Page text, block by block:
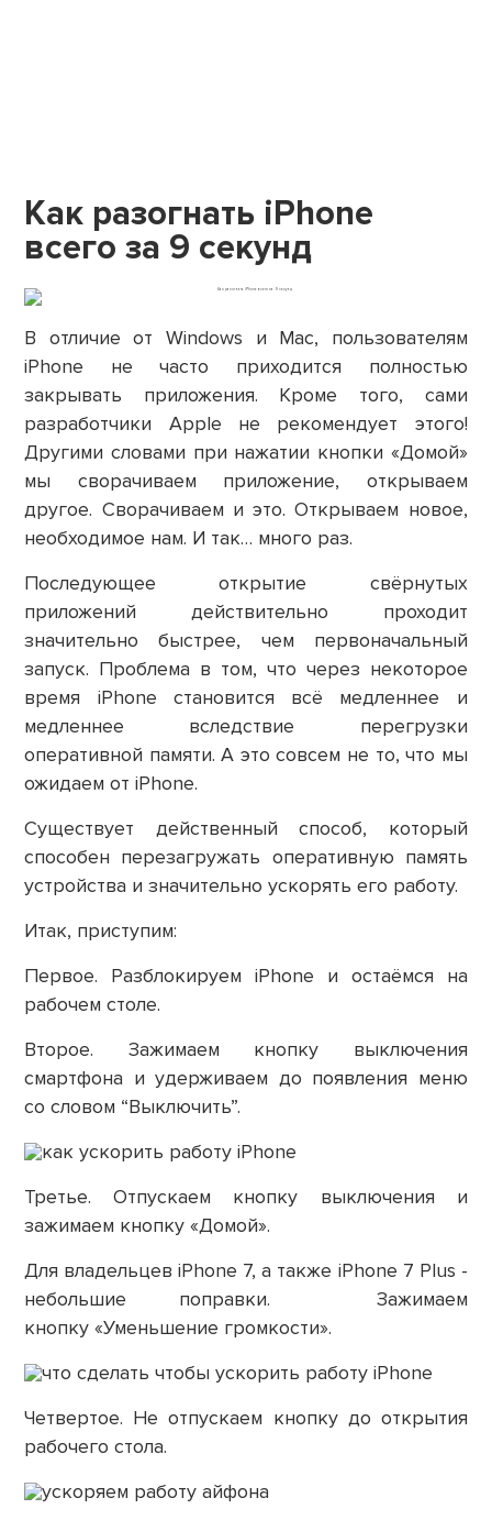
Как разогнать iPhone
всего за 9 секунд
В отличие от Windows и Mac, пользователям
iPhone не часто приходится полностью
закрывать приложения. Кроме того, сами
разработчики Apple не рекомендует этого!
Другими словами при нажатии кнопки «Домой»
мы сворачиваем приложение, открываем
другое. Сворачиваем и это. Открываем новое,
необходимое нам. И так… много раз.
Последующее открытие свёрнутых
приложений действительно проходит
значительно быстрее, чем первоначальный
запуск. Проблема в том, что через некоторое
время iPhone становится всё медленнее и
медленнее вследствие перегрузки
оперативной памяти. А это совсем не то, что мы
ожидаем от iPhone.
Существует действенный способ, который
способен перезагружать оперативную память
устройства и значительно ускорять его работу.
Итак, приступим:
Первое. Разблокируем iPhone и остаёмся на
рабочем столе.
Второе. Зажимаем кнопку выключения
смартфона и удерживаем до появления меню
со словом “Выключить”.
Третье.Отпускаем кнопку выключения и
зажимаем кнопку «Домой».
Для владельцев iPhone 7, а также iPhone 7 Plus -
небольшие поправки. Зажимаем
кнопку «Уменьшение громкости».
Четвертое. Не отпускаем кнопку до открытия
рабочего стола.